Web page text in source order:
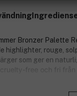
Bronzer Palette
highlighter, rouge,
som ger en
free och fri från